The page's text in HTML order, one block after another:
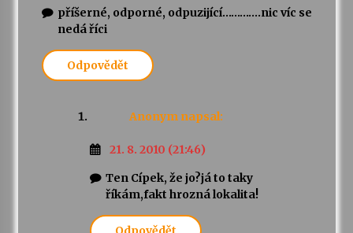
příšerné, odporné, odpuzijící………….nic víc se
nedá říci
Odpovědět
Anonym napsal:
21. 8. 2010 (21:46)
Ten Cípek, že jo?já to taky
říkám,fakt hrozná lokalita!